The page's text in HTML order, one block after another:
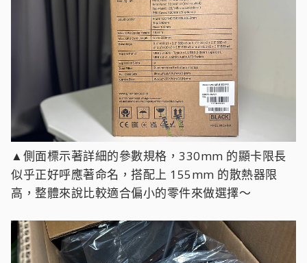
▲側面標示著詳細的參數規格，330mm 的顯卡限長
似乎正好呼應著命名，搭配上 155mm 的散熱器限
高，整體來說比較適合偏小的零件來做選擇～